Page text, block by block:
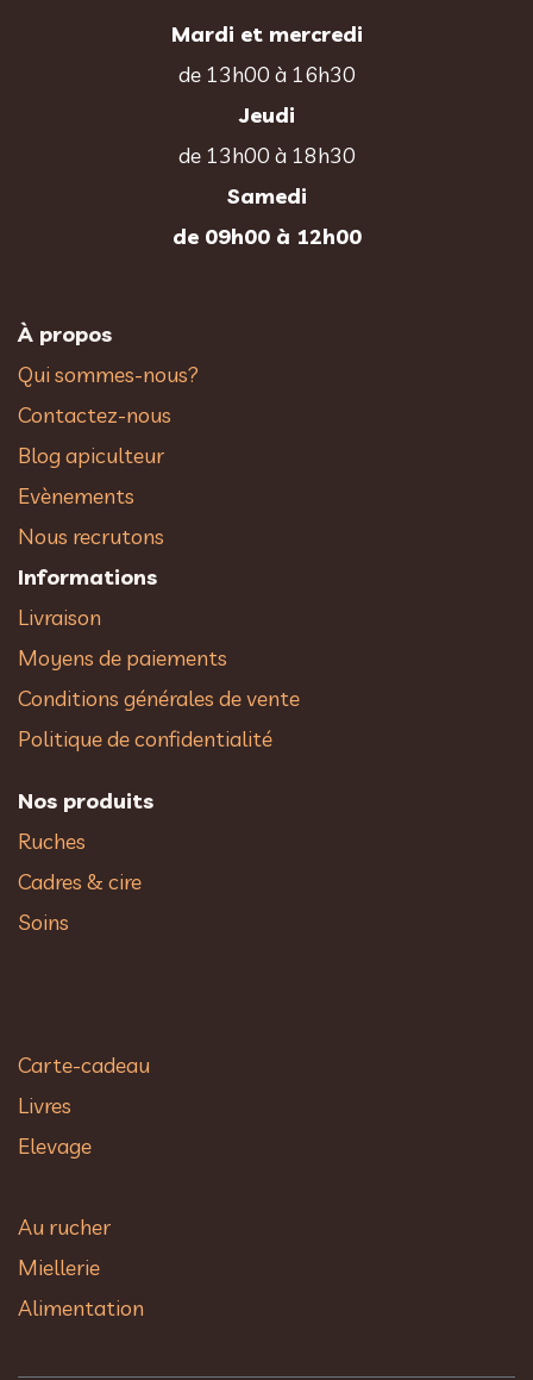
Mardi et mercredi
de 13h00 à 16h30
Jeudi
de 13h00 à 18h30
Samedi
de 09h00 à 12h00
À propos
Qui sommes-nous?
Contactez-nous
Blog apiculteur
Evènements
Nous recrutons
Informations
Livraison
Moyens de paiements
Conditions générales de vente
Politique de confidentialité
Nos produits
Ruches
Cadres & cire
Soins
Carte-cadeau
Livres
Elevage
Au rucher​
Miellerie
Alimentation